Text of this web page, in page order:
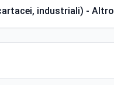
industriali) - Altro